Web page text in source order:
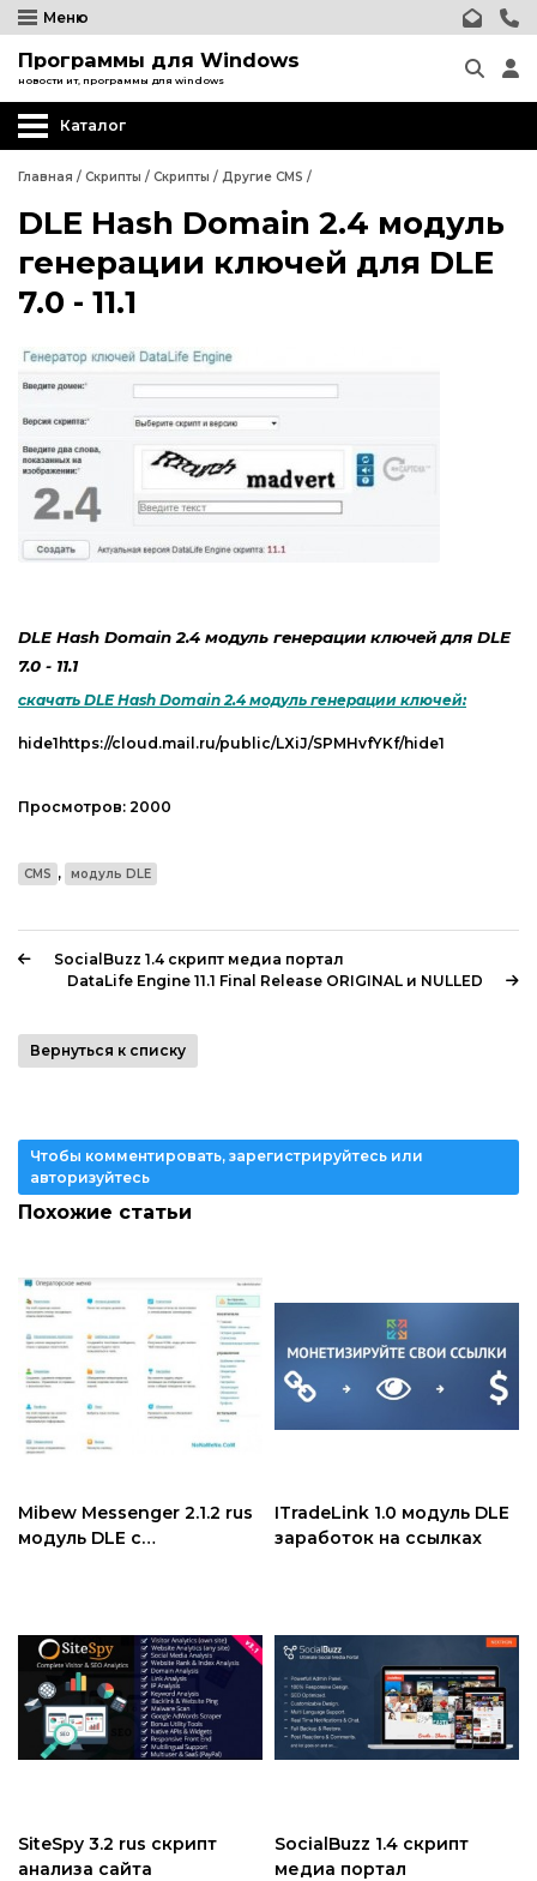
Меню
Программы для Windows
новости ит, программы для windows
Каталог
Joomla
phpBB форум
Другие CMS
Web-Мастеру
Главная / Скрипты / Скрипты / Другие CMS /
DLE Hash Domain 2.4 модуль
генерации ключей для DLE
7.0 - 11.1
DLE Hash Domain 2.4 модуль генерации ключей для DLE
7.0 - 11.1
скачать DLE Hash Domain 2.4 модуль генерации ключей:
hide1https://cloud.mail.ru/public/LXiJ/SPMHvfYKf/hide1
Просмотров: 2000
CMS , модуль DLE
SocialBuzz 1.4 скрипт медиа портал
DataLife Engine 11.1 Final Release ORIGINAL и NULLED
Вернуться к списку
Чтобы комментировать, зарегистрируйтесь или
авторизуйтесь
Похожие статьи
Mibew Messenger 2.1.2 rus
модуль DLE с
ITradeLink 1.0 модуль DLE
заработок на ссылках
SiteSpy 3.2 rus скрипт
анализа сайта
SocialBuzz 1.4 скрипт
медиа портал
Wordpress
Joomla
Web-Мастеру